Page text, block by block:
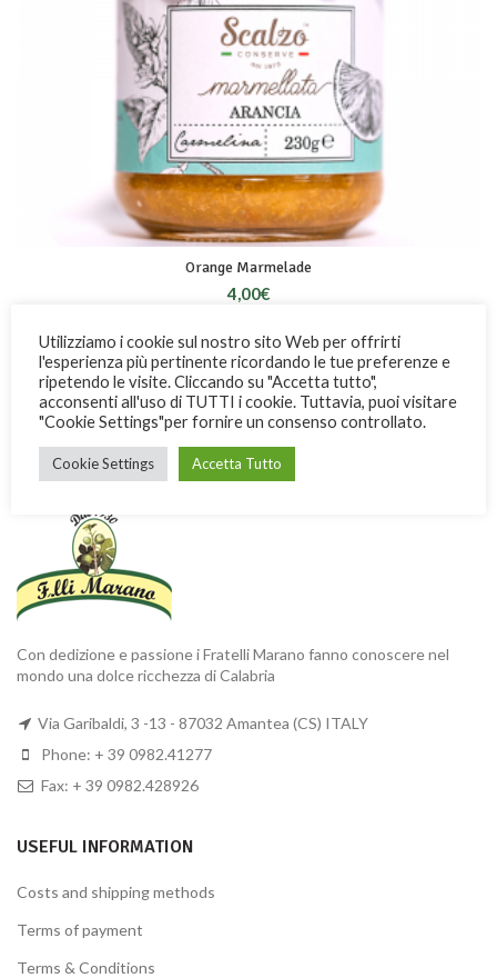
Orange Marmelade
4,00€
MARANO BROTHERS
Con dedizione e passione i Fratelli Marano fanno conoscere nel
mondo una dolce ricchezza di Calabria
Via Garibaldi, 3 -13 - 87032 Amantea (CS) ITALY
Phone: + 39 0982.41277
Fax: + 39 0982.428926
USEFUL INFORMATION
Costs and shipping methods
Terms of payment
Terms & Conditions
Utilizziamo i cookie sul nostro sito Web per offrirti
l'esperienza più pertinente ricordando le tue preferenze e
ripetendo le visite. Cliccando su "Accetta tutto",
acconsenti all'uso di TUTTI i cookie. Tuttavia, puoi visitare
"Cookie Settings"per fornire un consenso controllato.
Cookie Settings Accetta Tutto